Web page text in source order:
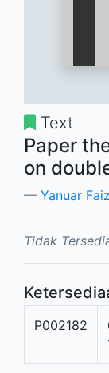
Text
Paper
on
Yanuar
Tidak
P002182